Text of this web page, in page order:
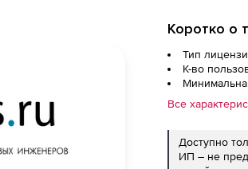
Коротко о
Тип
К-во
Все
Доступно
ИП – не